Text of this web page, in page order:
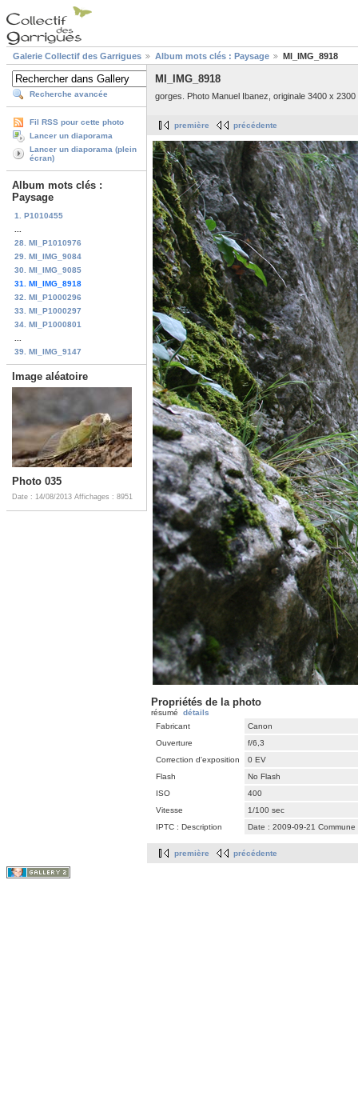
Galerie Collectif des Garrigues Album mots clés : Paysage MI_IMG_8918
Recherche avancée
Fil RSS pour cette photo
Lancer un diaporama
Lancer un diaporama (plein
écran)
Album mots clés :
Paysage
1. P1010455
28. MI_P1010976
29. MI_IMG_9084
30. MI_IMG_9085
31. MI_IMG_8918
32. MI_P1000296
33. MI_P1000297
34. MI_P1000801
39. MI_IMG_9147
Image aléatoire
Photo 035
Date : 14/08/2013 Affichages : 8951
MI_IMG_8918
gorges. Photo Manuel Ibanez, originale 3400 x 2300
première précédente
Propriétés de la photo
résumé détails
Fabricant
Canon
Ouverture
f/6,3
Correction d'exposition
0 EV
Flash
No Flash
ISO
400
Vitesse
1/100 sec
IPTC : Description
Date : 2009-09-21
première précédente